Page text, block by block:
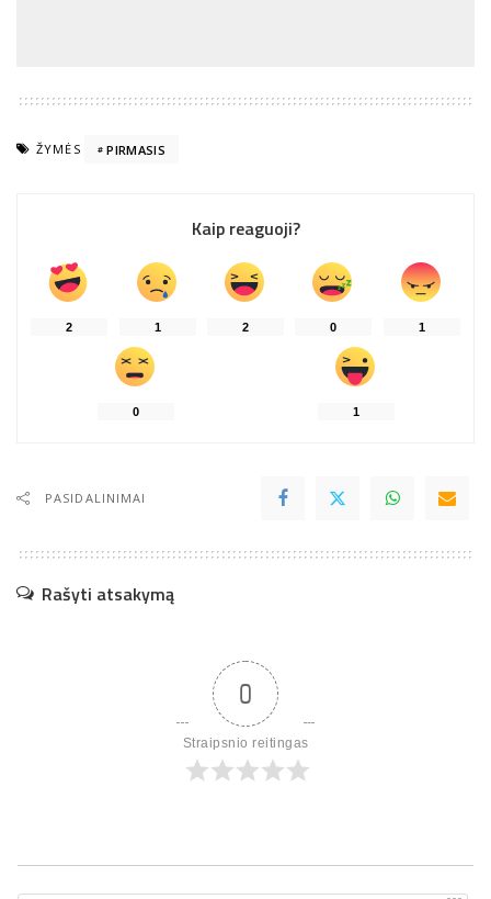
ŽYMĖS PIRMASIS
Kaip reaguoji?
2 1 2 0 1
0 1
PASIDALINIMAI
Rašyti atsakymą
0
Straipsnio reitingas